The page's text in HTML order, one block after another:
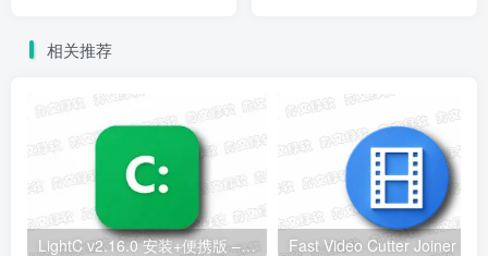
相关推荐
LightC v2.16.0 安装+便携版 – C盘清理工具